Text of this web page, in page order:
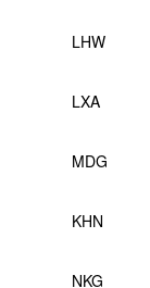
LHW
LXA
MDG
KHN
NKG